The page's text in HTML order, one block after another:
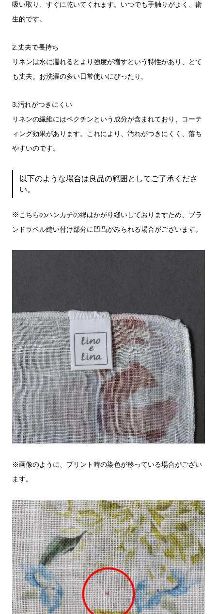
吸い取り、すぐに乾いてくれます。いつでも手触りがよく、衛
生的です。
2.丈夫で長持ち
リネンは水に濡れるとより強度が増すという特性があり、とて
も丈夫。お洗濯の多い日常使いにぴったり。
3.汚れがつきにくい
リネンの繊維にはペクチンという成分が含まれており、コーテ
ィング効果があります。これにより、汚れがつきにくく、落ち
やすいのです。
以下のような場合は良品の範囲としてご了承くださ
い。
※こちらのハンカチの縁はかがり縫いしておりますため、ブラ
ンドラベル縫い付け部分に凹凸がみられる場合がございます。
※画像のように、プリント時の染色が移っている場合がござい
ます。